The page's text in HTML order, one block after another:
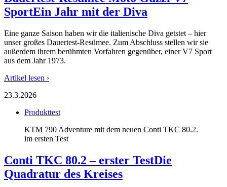
SportEin Jahr mit der Diva
Eine ganze Saison haben wir die italienische Diva getstet – hier
unser großes Dauertest-Resümee. Zum Abschluss stellen wir sie
außerdem ihrem berühmten Vorfahren gegenüber, einer V7 Sport
aus dem Jahr 1973.
Artikel lesen ›
23.3.2026
Produkttest
KTM 790 Adventure mit dem neuen Conti TKC 80.2.
im ersten Test
Conti TKC 80.2 – erster TestDie
Quadratur des Kreises